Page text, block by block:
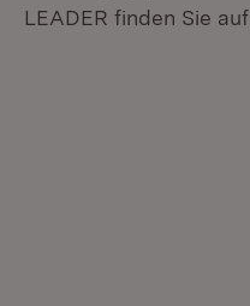
LEADER finden Sie auf